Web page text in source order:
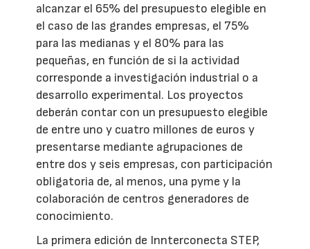
alcanzar el 65% del presupuesto elegible en
el caso de las grandes empresas, el 75%
para las medianas y el 80% para las
pequeñas, en función de si la actividad
corresponde a investigación industrial o a
desarrollo experimental. Los proyectos
deberán contar con un presupuesto elegible
de entre uno y cuatro millones de euros y
presentarse mediante agrupaciones de
entre dos y seis empresas, con participación
obligatoria de, al menos, una pyme y la
colaboración de centros generadores de
conocimiento.
La primera edición de Innterconecta STEP,